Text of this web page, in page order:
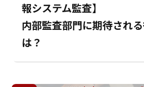
報システム監査】
内部監査部門に期待され
は？